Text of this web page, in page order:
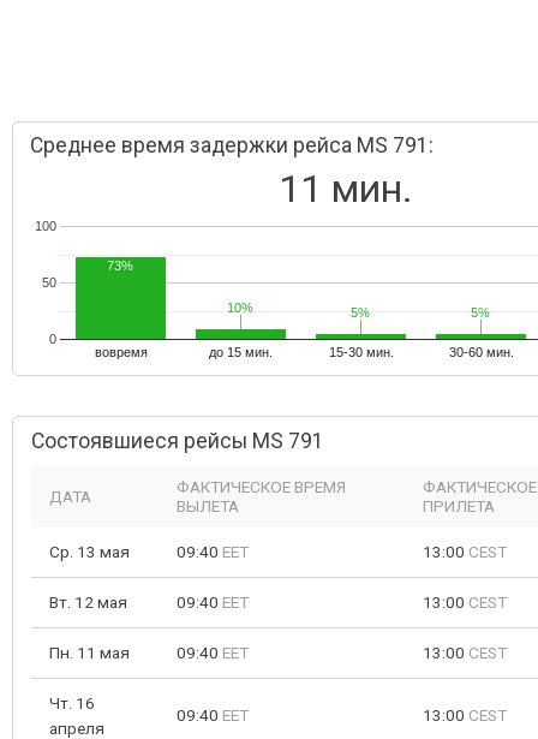
Среднее время задержки рейса MS 791:
11 мин.
вовремя до 15 мин. 15-30 мин. 30-60 мин.
0
50
100
73%
10%
10% 5%
5% 5%
5%
Состоявшиеся рейсы MS 791
ДАТА
ФАКТИЧЕСКОЕ ВРЕМЯ
ВЫЛЕТА
ПРИЛЕТА
Ср. 13 мая 09:40 EET 13:00 CEST
Вт. 12 мая 09:40 EET 13:00 CEST
Пн. 11 мая 09:40 EET 13:00 CEST
Чт. 16
апреля
09:40 EET 13:00 CEST